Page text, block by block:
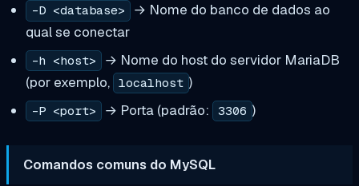
-D <database>
→ Nome do banco de dados ao
qual se conectar
-h <host>
→ Nome do host do servidor MariaDB
(por exemplo, localhost )
-P <port> → Porta (padrão: 3306 )
Comandos comuns do MySQL